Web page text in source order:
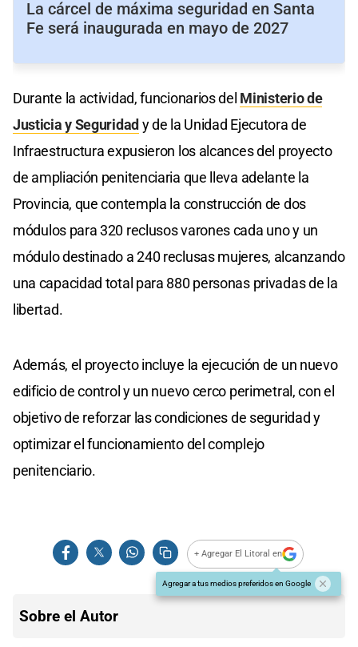
La cárcel de máxima seguridad en Santa
Fe será inaugurada en mayo de 2027
Durante la actividad, funcionarios del Ministerio de
Justicia y Seguridady de la Unidad Ejecutora de
Infraestructura expusieron los alcances del proyecto
de ampliación penitenciaria que lleva adelante la
Provincia, que contempla la construcción de dos
módulos para 320 reclusos varones cada uno y un
módulo destinado a 240 reclusas mujeres, alcanzando
una capacidad total para 880 personas privadas de la
libertad.
Además, el proyecto incluye la ejecución de un nuevo
edificio de control y un nuevo cerco perimetral, con el
objetivo de reforzar las condiciones de seguridad y
optimizar el funcionamiento del complejo
penitenciario.
+ Agregar El Litoral en
Agregar a tus medios preferidos en Google
Sobre el Autor